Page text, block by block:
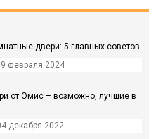
двери: 5 главных советов
февраля 2024
от Омис – возможно, лучшие в
декабря 2022